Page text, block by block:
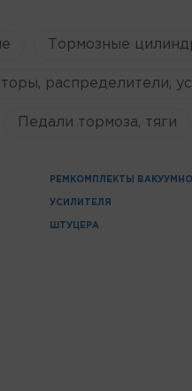
Тормозные
распределители,
Педали тормоза, тяги
РЕМКОМПЛЕКТЫ
УСИЛИТЕЛЯ
ШТУЦЕРА